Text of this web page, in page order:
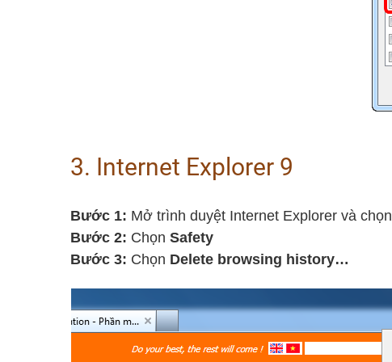
3. Internet Explorer 9
Bước 1: Mở trình duyệt Internet Explorer và chọn
Bước 2: Chọn Safety
Bước 3: Chọn Delete browsing history…